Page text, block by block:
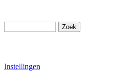
Instellingen